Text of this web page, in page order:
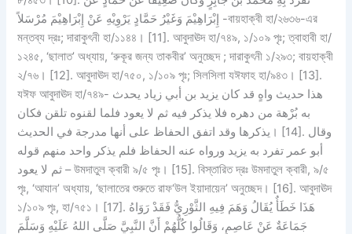
إِبْرَاهِيْمَ وَغَيْرُ حَمَّادٍ يَرْوِيْهِ عَنْ إِبْرَاهِيْمَ مُرْسَلاً -বায়হাক্বী হা/২৬৩৬-এর
মন্তব্য দ্রঃ; দারাকুৎনী হা/১১৪৪। [11]. আবুদাঊদ হা/৭৪৯, ১/১০৯ পৃঃ; ত্বাহাবী হা/
১২৪৫, ‘ছালাত’ অধ্যায়, ‘রুকূর জন্য তাকবীর’ অনুচ্ছেদ ; দারাকুৎনী ১/২৯৩; বায়হাক্বী
২/৭৬। [12]. আবুদাঊদ হা/৭৫০, ১/১০৯ পৃঃ; সিলসিলা যঈফাহ হা/৯৪৩। [13].
যঈফ আবুদাঊদ হা/৭৪৯- هذا حديث واهٍ قد كان يزيد بن أبي زياد يحدث
به بُرْهة من دهره فلا يذكر فيه ثم لا يعود فلما لقنوه تلقن فكان
يذكرها وقد اتفق الحفاظ على أنها مدرجة في الحديث। [14]. وقال
أبو عمر تفرد به يزيد ورواه عنه الحفاظ فلم يذكر واحد منهم قوله
ثم لا يعود – উমদাতুল ক্বারী ৯/৫ পৃঃ। [15]. বিস্তারিত দ্রঃ উমদাতুল ক্বারী, ৯/৫
পৃঃ, ‘আযান’ অধ্যায়, ‘ছালাতের শুরুতে রাফ‘উল ইয়াদায়েন’ অনুচ্ছেদ। [16]. আবুদাঊদ
১/১০৯ পৃঃ, হা/৭৫১। [17]. هَذَا خَطَأٌ يُقَالُ وَهَمَ فِيهِ الثَّوْرِيُّ فَقَدْ رَوَاهُ
جَمَاعَةٌ عَنْ عَاصِمٍ، وَقَالُوا كُلُّهُمْ أَنَّ النَّبِيَّ صَلَّى اللهُ عَلَيْهِ وَسَلَّمَ